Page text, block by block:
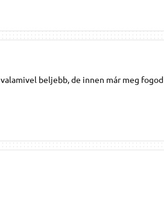
beljebb, de innen már meg fogod